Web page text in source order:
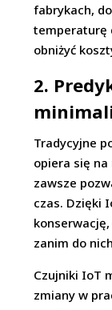
fabrykach,
temperaturę
obniżyć
2.
Tradycyjne
opiera się
zawsze
czas. Dzięki
zanim do
Czujniki IoT
zmiany w